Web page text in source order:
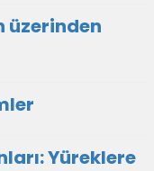
üzerinden
Yüreklere